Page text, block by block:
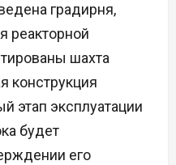
градирня,
реакторной
шахта
конструкция
этап эксплуатации
будет
его